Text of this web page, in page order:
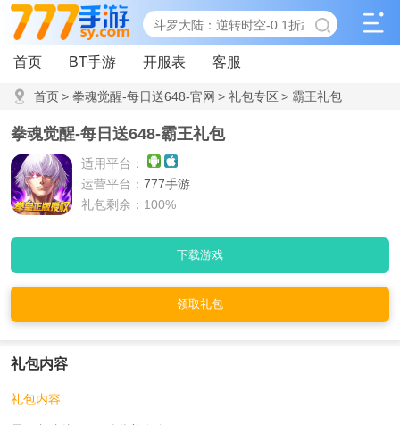
首页 BT手游 开服表 客服
首页> 拳魂觉醒-每日送648-官网 > 礼包专区 > 霸王礼包
拳魂觉醒-每日送648-霸王礼包
适用平台：
运营平台： 777手游
礼包剩余：100%
下载游戏
领取礼包
礼包内容
礼包内容